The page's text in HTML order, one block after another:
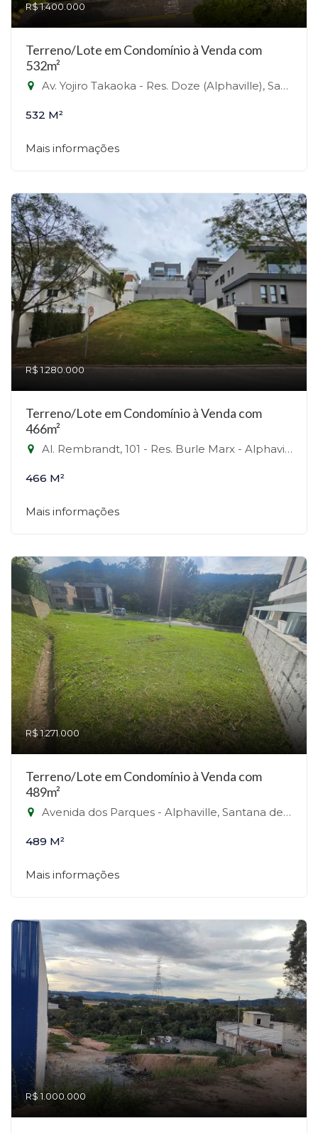
R$ 1.400.000
Terreno/Lote em Condomínio à Venda com
532m²
Av. Yojiro Takaoka - Res. Doze (Alphaville), Santana de Parnaíba - SP - Alphaville, Santana de Parnaíba-SP
532 M²
Mais informações
R$ 1.280.000
Terreno/Lote em Condomínio à Venda com
466m²
Al. Rembrandt, 101 - Res. Burle Marx - Alphaville, Santana de Parnaíba-SP
466 M²
Mais informações
R$ 1.271.000
Terreno/Lote em Condomínio à Venda com
489m²
Avenida dos Parques - Alphaville, Santana de Parnaíba-SP
489 M²
Mais informações
R$ 1.000.000